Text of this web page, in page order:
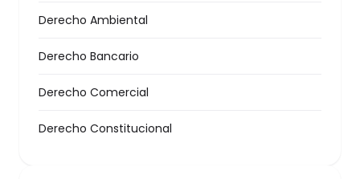
Derecho Ambiental
Derecho Bancario
Derecho Comercial
Derecho Constitucional